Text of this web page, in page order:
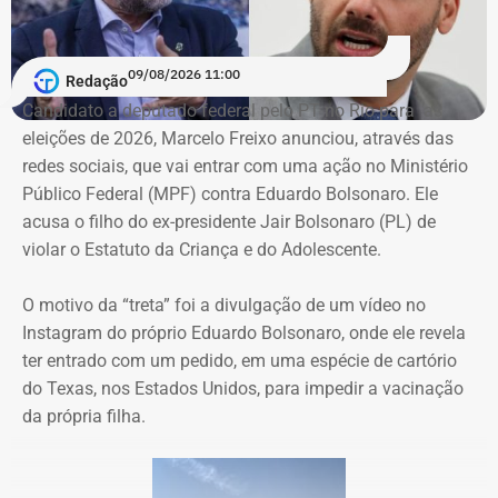
antes do início oficial da campanha e da confirmação
dos registros de candidaturas pela Justiça Eleitoral”, diz a
nota.
O recado é direto. Na última quinta-feira (06), o promotor
Alexey Kolouboff pediu à Justiça urgência para executar
a condenação por improbidade administrativa de
Garotinhoe comunicar à Justiça Eleitoral a suspensão de
seus direitos políticos por oito anos.
O MP alega que Garotinho está inelegível desde 2025,
quando o ministro Dias Toffoli, do Supremo Tribunal
Federal (STF),manteve sua condenação por improbidade
administrativa no projeto “Saúde em Movimento”.
Garotinho foi acusado de participar de um esquema que
Saúde entre 2005 e 2006., na época em que o estado era
Redação09/08/2026 11:00
Candidato a deputado federal pelo PT no Rio para as
eleições de 2026, Marcelo Freixo anunciou, através das
redes sociais, que vai entrar com uma ação no Ministério
Público Federal (MPF) contra Eduardo Bolsonaro. Ele
acusa o filho do ex-presidente Jair Bolsonaro (PL) de
violar o Estatuto da Criança e do Adolescente.
O motivo da “treta” foi a divulgação de um vídeo no
Instagram do próprio Eduardo Bolsonaro, onde ele revela
ter entrado com um pedido, em uma espécie de cartório
do Texas, nos Estados Unidos, para impedir a vacinação
da própria filha.